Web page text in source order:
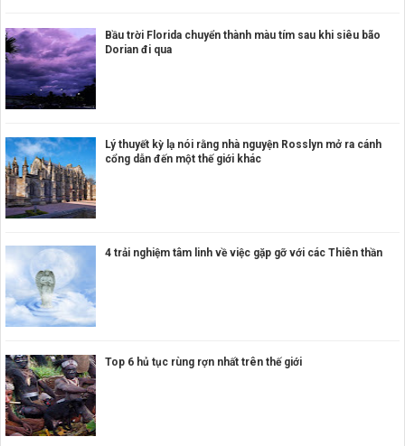
Bầu trời Florida chuyển thành màu tím sau khi siêu bão
Dorian đi qua
Lý thuyết kỳ lạ nói rằng nhà nguyện Rosslyn mở ra cánh
cổng dẫn đến một thế giới khác
4 trải nghiệm tâm linh về việc gặp gỡ với các Thiên thần
Top 6 hủ tục rùng rợn nhất trên thế giới